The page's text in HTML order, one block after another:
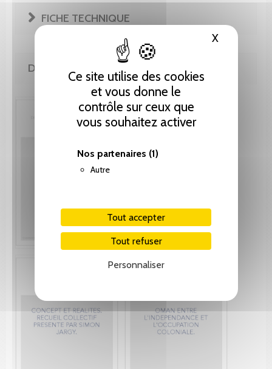
Ce site utilise des cookies
et vous donne le
contrôle sur ceux que
vous souhaitez activer
Nos partenaires (1)
Autre
Tout accepter
Tout refuser
Personnaliser
XMasquer
FICHE TECHNIQUE
DE LA MÊME COLLECTION